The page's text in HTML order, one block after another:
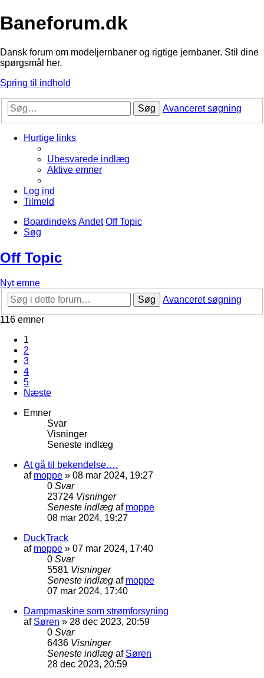
Baneforum.dk
Dansk forum om modeljernbaner og rigtige jernbaner. Stil dine
spørgsmål her.
Spring til indhold
Søg Avanceret søgning
Hurtige links
Ubesvarede indlæg
Aktive emner
Log ind
Tilmeld
BoardindeksAndet Off Topic
Søg
Off Topic
Nyt emne
Søg
Avanceret søgning
116 emner
1
2
3
4
5
Næste
Emner
Svar
Visninger
Seneste indlæg
At gå til bekendelse….
af moppe » 08 mar 2024, 19:27
0 Svar
23724 Visninger
Seneste indlæg af moppe
08 mar 2024, 19:27
DuckTrack
af moppe » 07 mar 2024, 17:40
0 Svar
5581 Visninger
Seneste indlæg af moppe
07 mar 2024, 17:40
Dampmaskine som strømforsyning
af Søren » 28 dec 2023, 20:59
0 Svar
6436 Visninger
Seneste indlæg af Søren
28 dec 2023, 20:59